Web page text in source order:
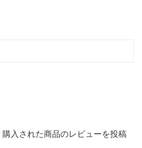
入された商品のレビューを投稿